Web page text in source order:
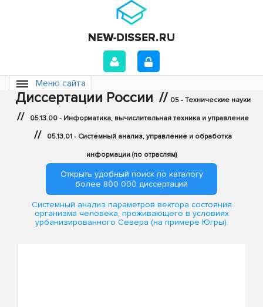
Меню сайта
Диссертации России // 05 - Технические науки
// 05.13.00 - Информатика, вычислительная техника и управление
// 05.13.01 - Системный анализ, управление и обработка
информации (по отраслям)
Открыть удобный поиск по каталогу
более 800 000 диссертаций
Системный анализ параметров вектора состояния
организма человека, проживающего в условиях
урбанизированного Севера (на примере Югры).